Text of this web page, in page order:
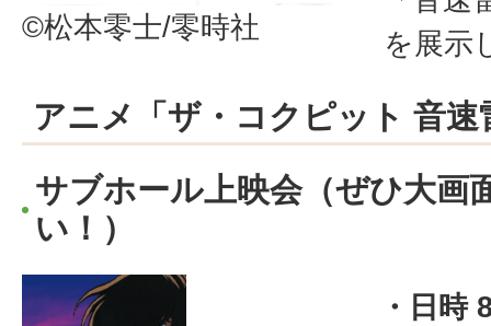
©松本零士/零時社
を展示
アニメ「ザ・コクピット 音速
サブホール上映会（ぜひ大画
い！）
・日時